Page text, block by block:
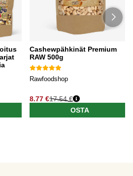
Cashewpähkinät Premium
RAW 500g
Rawfoodshop
8.77 €17.54 €
OSTA